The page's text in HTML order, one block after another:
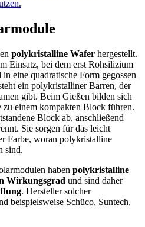
polykristalline Wafer hergestellt.
Einsatz, bei dem erst Rohsilizium
eine quadratische Form gegossen
ein polykristalliner Barren, der
gibt. Beim Gießen bilden sich
einem kompakten Block führen.
Block ab, anschließend
Sie sorgen für das leicht
Farbe, woran polykristalline
sind.
haben polykristalline
Wirkungsgrad und sind daher
. Hersteller solcher
beispielsweise Schüco, Suntech,